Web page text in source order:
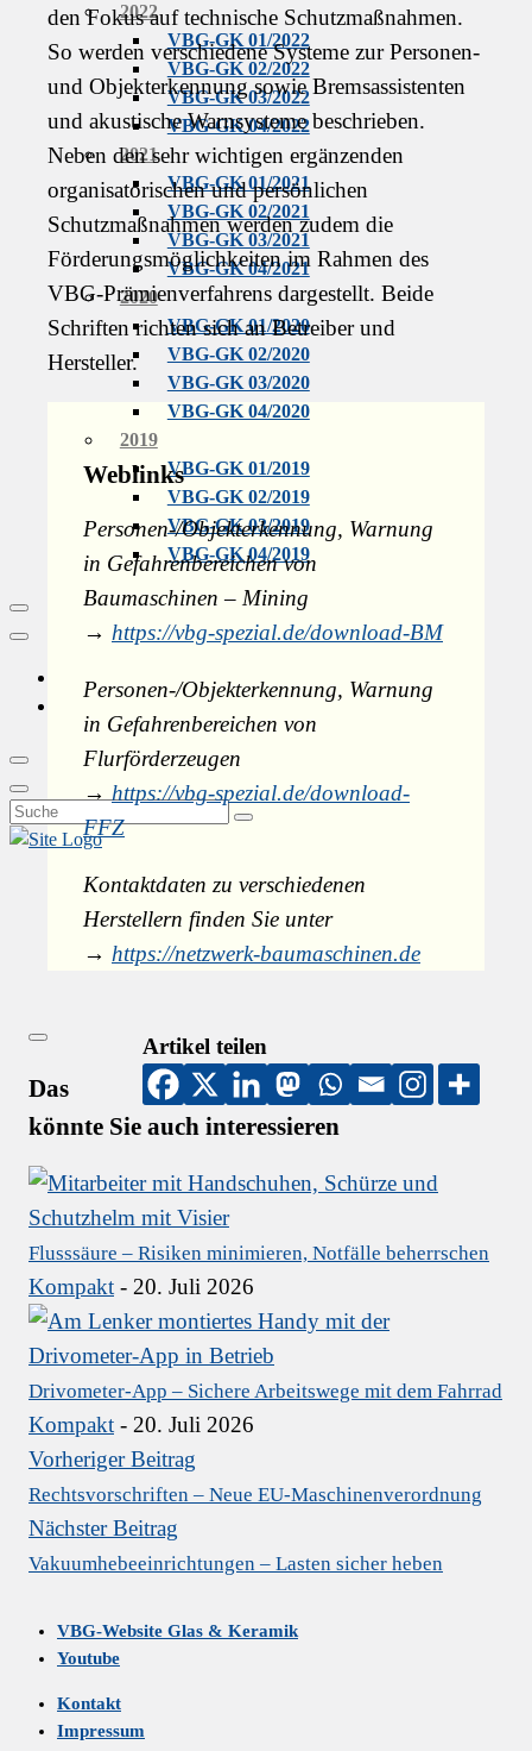
2022
VBG-GK 01/2022
VBG-GK 02/2022
VBG-GK 03/2022
VBG-GK 04/2022
2021
VBG-GK 01/2021
VBG-GK 02/2021
VBG-GK 03/2021
VBG-GK 04/2021
2020
VBG-GK 01/2020
VBG-GK 02/2020
VBG-GK 03/2020
VBG-GK 04/2020
2019
VBG-GK 01/2019
VBG-GK 02/2019
VBG-GK 03/2019
VBG-GK 04/2019
Social
Links
Close
Glas
Keramik
Search
Close
Search
for:
Suchen
den Fokus auf technische Schutzmaßnahmen.
So werden verschiedene Systeme zur Personen-
und Objekterkennung sowie Bremsassistenten
und akustische Warnsysteme beschrieben.
Neben den sehr wichtigen ergänzenden
organisatorischen und persönlichen
Schutzmaßnahmen werden zudem die
Förderungsmöglichkeiten im Rahmen des
VBG-Prämienverfahrens dargestellt. Beide
Schriften richten sich an Betreiber und
Hersteller.
Weblinks
Personen-/Objekterkennung, Warnung
in Gefahrenbereichenvon
Baumaschinen – Mining
→ https://vbg-spezial.de/download-BM
Personen-/Objekterkennung, Warnung
in Gefahrenbereichen von
Flurförderzeugen
→ https://vbg-spezial.de/download-
FFZ
Kontaktdaten zu verschiedenen
Herstellern finden Sie unter
→ https://netzwerk-baumaschinen.de
Artikel teilen
Close
Das
könnte Sie auch interessieren
Flusssäure – Risiken minimieren, Notfälle beherrschen
Kompakt - 20. Juli 2026
Drivometer-App – Sichere Arbeitswege mit dem Fahrrad
Kompakt - 20. Juli 2026
Vorheriger Beitrag
Rechtsvorschriften – Neue EU-Maschinenverordnung
Nächster Beitrag
Vakuumhebeeinrichtungen – Lasten sicher heben
VBG-Website Glas & Keramik
Youtube
Kontakt
Impressum